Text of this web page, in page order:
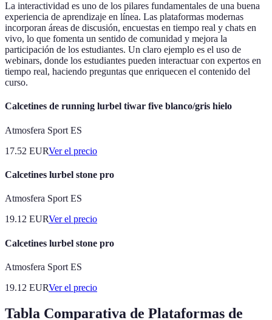
La interactividad es uno de los pilares fundamentales de una buena
experiencia de aprendizaje en línea. Las plataformas modernas
incorporan áreas de discusión, encuestas en tiempo real y chats en
vivo, lo que fomenta un sentido de comunidad y mejora la
participación de los estudiantes. Un claro ejemplo es el uso de
webinars, donde los estudiantes pueden interactuar con expertos en
tiempo real, haciendo preguntas que enriquecen el contenido del
curso.
Calcetines de running lurbel tiwar five blanco/gris hielo
Atmosfera Sport ES
17.52 EURVer el precio
Calcetines lurbel stone pro
Atmosfera Sport ES
19.12 EURVer el precio
Calcetines lurbel stone pro
Atmosfera Sport ES
19.12 EURVer el precio
Tabla Comparativa de Plataformas de